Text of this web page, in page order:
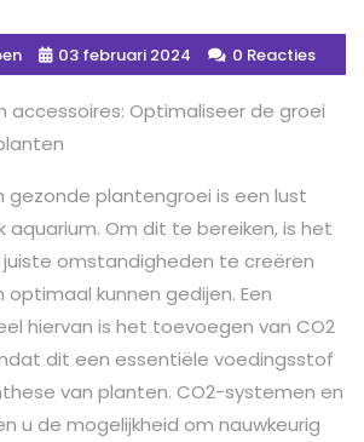
03 februari 2024 0 Reacties
accessoires: Optimaliseer de groei
gezonde plantengroei is een lust
aquarium. Om dit te bereiken, is het
omstandigheden te creëren
kunnen gedijen. Een
hiervan is het toevoegen van CO2
dit een essentiële voedingsstof
van planten. CO2-systemen en
u de mogelijkheid om nauwkeurig